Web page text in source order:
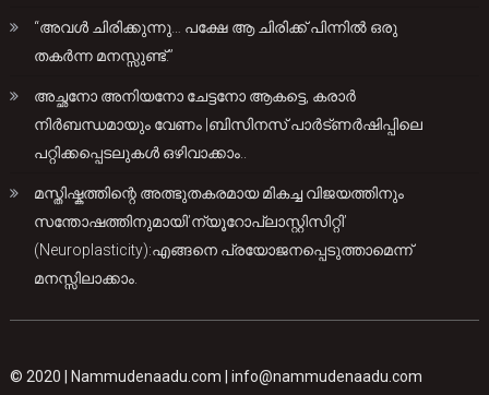
“അവൾ ചിരിക്കുന്നു… പക്ഷേ ആ ചിരിക്ക് പിന്നിൽ ഒരു
തകർന്ന മനസ്സുണ്ട്.”
അച്ഛനോ അനിയനോ ചേട്ടനോ ആകട്ടെ, കരാർ
നിർബന്ധമായും വേണം |ബിസിനസ് പാർട്ണർഷിപ്പിലെ
പറ്റിക്കപ്പെടലുകൾ ഒഴിവാക്കാം..
മസ്തിഷ്കത്തിന്റെ അത്ഭുതകരമായ മികച്ച വിജയത്തിനും
സന്തോഷത്തിനുമായി’ന്യൂറോപ്ലാസ്റ്റിസിറ്റി’
(Neuroplasticity):എങ്ങനെ പ്രയോജനപ്പെടുത്താമെന്ന്
മനസ്സിലാക്കാം.
© 2020 |Nammudenaadu.com |info@nammudenaadu.com